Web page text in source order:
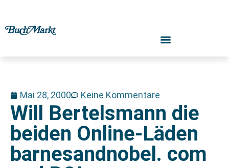
Mai 28, 2000 Keine Kommentare
Will Bertelsmann die
beiden Online-Läden
barnesandnobel. com